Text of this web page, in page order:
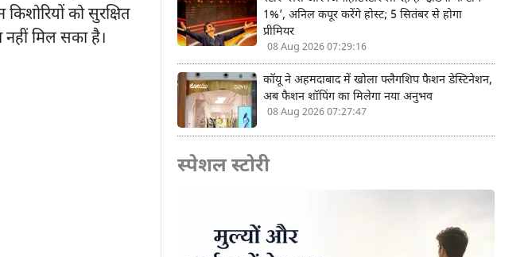
को सुरक्षित
मिल सका है।
1%’, अनिल कपूर करेंगे होस्ट; 5 सितंबर से होगा
प्रीमियर
08 Aug 2026 07:29:16
कॉयू ने अहमदाबाद में खोला फ्लैगशिप फैशन डेस्टिनेशन,
अब फैशन शॉपिंग का मिलेगा नया अनुभव
08 Aug 2026 07:27:47
स्पेशल स्टोरी